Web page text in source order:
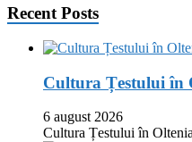
Recent Posts
Cultura Țestului în
6 august 2026
Cultura Țestului în